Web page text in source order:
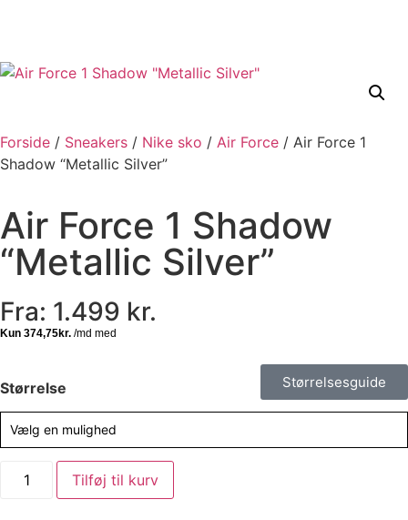
Forside / Sneakers / Nike sko / Air Force / Air Force 1
Shadow “Metallic Silver”
Air Force 1 Shadow
“Metallic Silver”
Fra: 1.499 kr.
Størrelsesguide
Størrelse
Vælg en mulighed
Tilføj til kurv